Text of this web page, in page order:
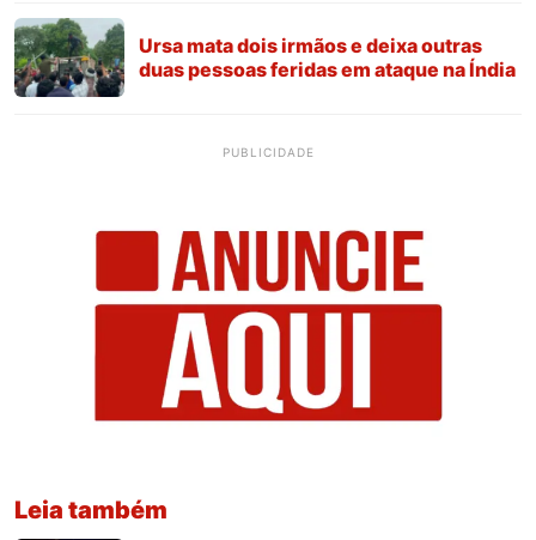
Ursa mata dois irmãos e deixa outras
duas pessoas feridas em ataque na Índia
PUBLICIDADE
Leia também